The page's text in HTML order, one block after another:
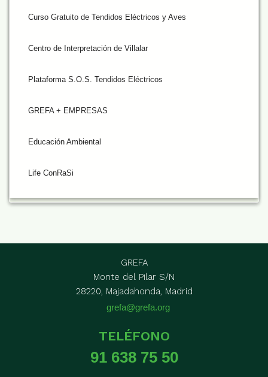
Curso Gratuito de Tendidos Eléctricos y Aves
Centro de Interpretación de Villalar
Plataforma S.O.S. Tendidos Eléctricos
GREFA + EMPRESAS
Educación Ambiental
Life ConRaSi
GREFA
Monte del Pilar S/N
28220, Majadahonda, Madrid
grefa@grefa.org
TELÉFONO
91 638 75 50